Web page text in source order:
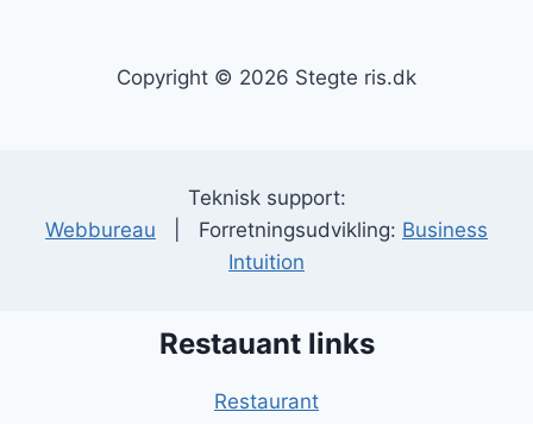
Copyright © 2026 Stegte ris.dk
Teknisk support:
Webbureau | Forretningsudvikling: Business
Intuition
Restauant links
Restaurant